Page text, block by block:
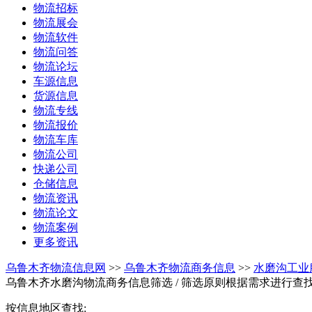
物流招标
物流展会
物流软件
物流问答
物流论坛
车源信息
货源信息
物流专线
物流报价
物流车库
物流公司
快递公司
仓储信息
物流资讯
物流论文
物流案例
更多资讯
乌鲁木齐物流信息网 >> 乌鲁木齐物流商务信息 >> 水磨沟工
乌鲁木齐水磨沟物流商务信息筛选 / 筛选原则根据需求进行查
按信息地区查找: